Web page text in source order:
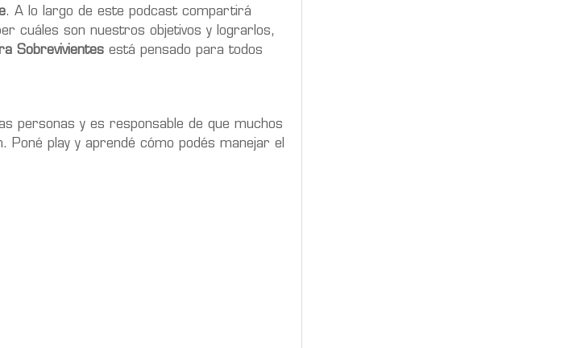
. A lo largo de este podcast compartirá
cuáles son nuestros objetivos y lograrlos,
Sobrevivientes está pensado para todos
personas y es responsable de que muchos
play y aprendé cómo podés manejar el